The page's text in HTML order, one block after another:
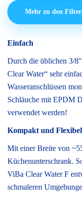
Mehr zu den
Einfach
Durch die üblichen 3/
Clear Water“ sehr
Wasseranschlüssen
Schläuche mit EPDM
verwendet werden!
Kompakt und Flexibel
Mit einer Breite von
Küchenunterschrank.
ViBa Clear Water F
schmaleren